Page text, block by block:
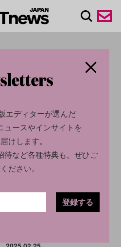
ド・コルダ
エディターが選んだ
ュースやインサイトを
けします。
待など各種特典も。ぜひご
ださい。
登録する